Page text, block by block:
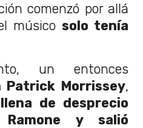
comenzó por allá
músico solo tenía
un entonces
Patrick Morrissey,
de desprecio
y salió